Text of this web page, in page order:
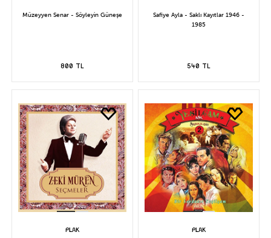
Müzeyyen Senar - Söyleyin Güneşe
800 TL
Safiye Ayla - Saklı Kayıtlar 1946 -
1985
540 TL